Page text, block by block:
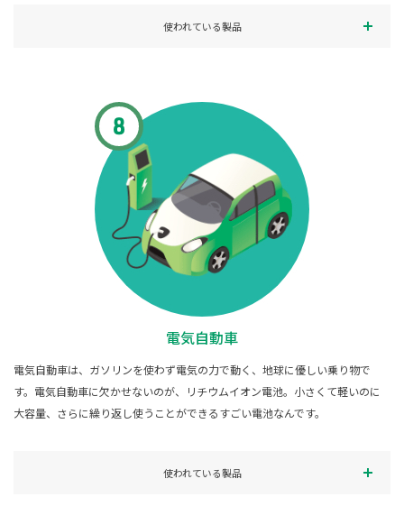
使われている製品
電気自動車
電気自動車は、ガソリンを使わず電気の力で動く、地球に優しい乗り物で
す。電気自動車に欠かせないのが、リチウムイオン電池。小さくて軽いのに
大容量、さらに繰り返し使うことができるすごい電池なんです。
使われている製品